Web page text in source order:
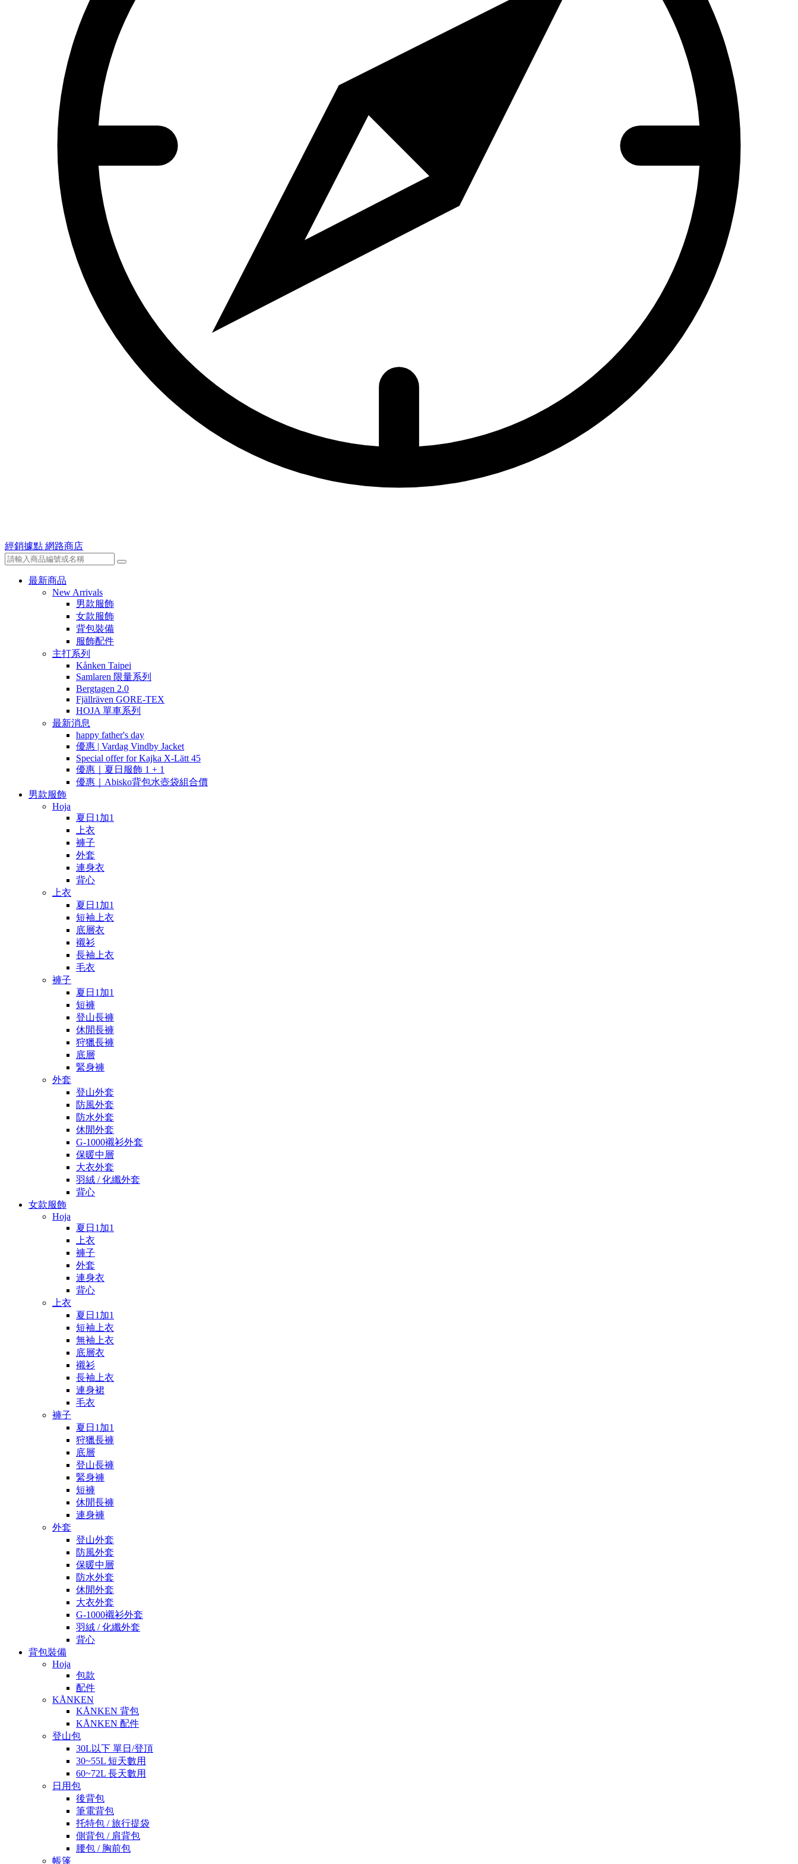
經銷據點 網路商店
最新商品
New Arrivals
男款服飾
女款服飾
背包裝備
服飾配件
主打系列
Kånken Taipei
Samlaren 限量系列
Bergtagen 2.0
Fjällräven GORE-TEX
HOJA 單車系列
最新消息
happy father's day
優惠 | Vardag Vindby Jacket
Special offer for Kajka X-Lätt 45
優惠｜夏日服飾 1 + 1
優惠｜Abisko背包水壺袋組合價
男款服飾
Hoja
夏日1加1
上衣
褲子
外套
連身衣
背心
上衣
夏日1加1
短袖上衣
底層衣
襯衫
長袖上衣
毛衣
褲子
夏日1加1
短褲
登山長褲
休閒長褲
狩獵長褲
底層
緊身褲
外套
登山外套
防風外套
防水外套
休閒外套
G-1000襯衫外套
保暖中層
大衣外套
羽絨 / 化纖外套
背心
女款服飾
Hoja
夏日1加1
上衣
褲子
外套
連身衣
背心
上衣
夏日1加1
短袖上衣
無袖上衣
底層衣
襯衫
長袖上衣
連身裙
毛衣
褲子
夏日1加1
狩獵長褲
底層
登山長褲
緊身褲
短褲
休閒長褲
連身褲
外套
登山外套
防風外套
保暖中層
防水外套
休閒外套
大衣外套
G-1000襯衫外套
羽絨 / 化纖外套
背心
背包裝備
Hoja
包款
配件
KÅNKEN
KÅNKEN 背包
KÅNKEN 配件
登山包
30L以下 單日/登頂
30~55L 短天數用
60~72L 長天數用
日用包
後背包
筆電背包
托特包 / 旅行提袋
側背包 / 肩背包
腰包 / 胸前包
帳篷